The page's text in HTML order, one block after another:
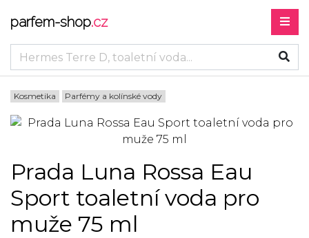
parfem-shop.cz
Kosmetika Parfémy a kolínské vody
Prada Luna Rossa Eau
Sport toaletní voda pro
muže 75 ml